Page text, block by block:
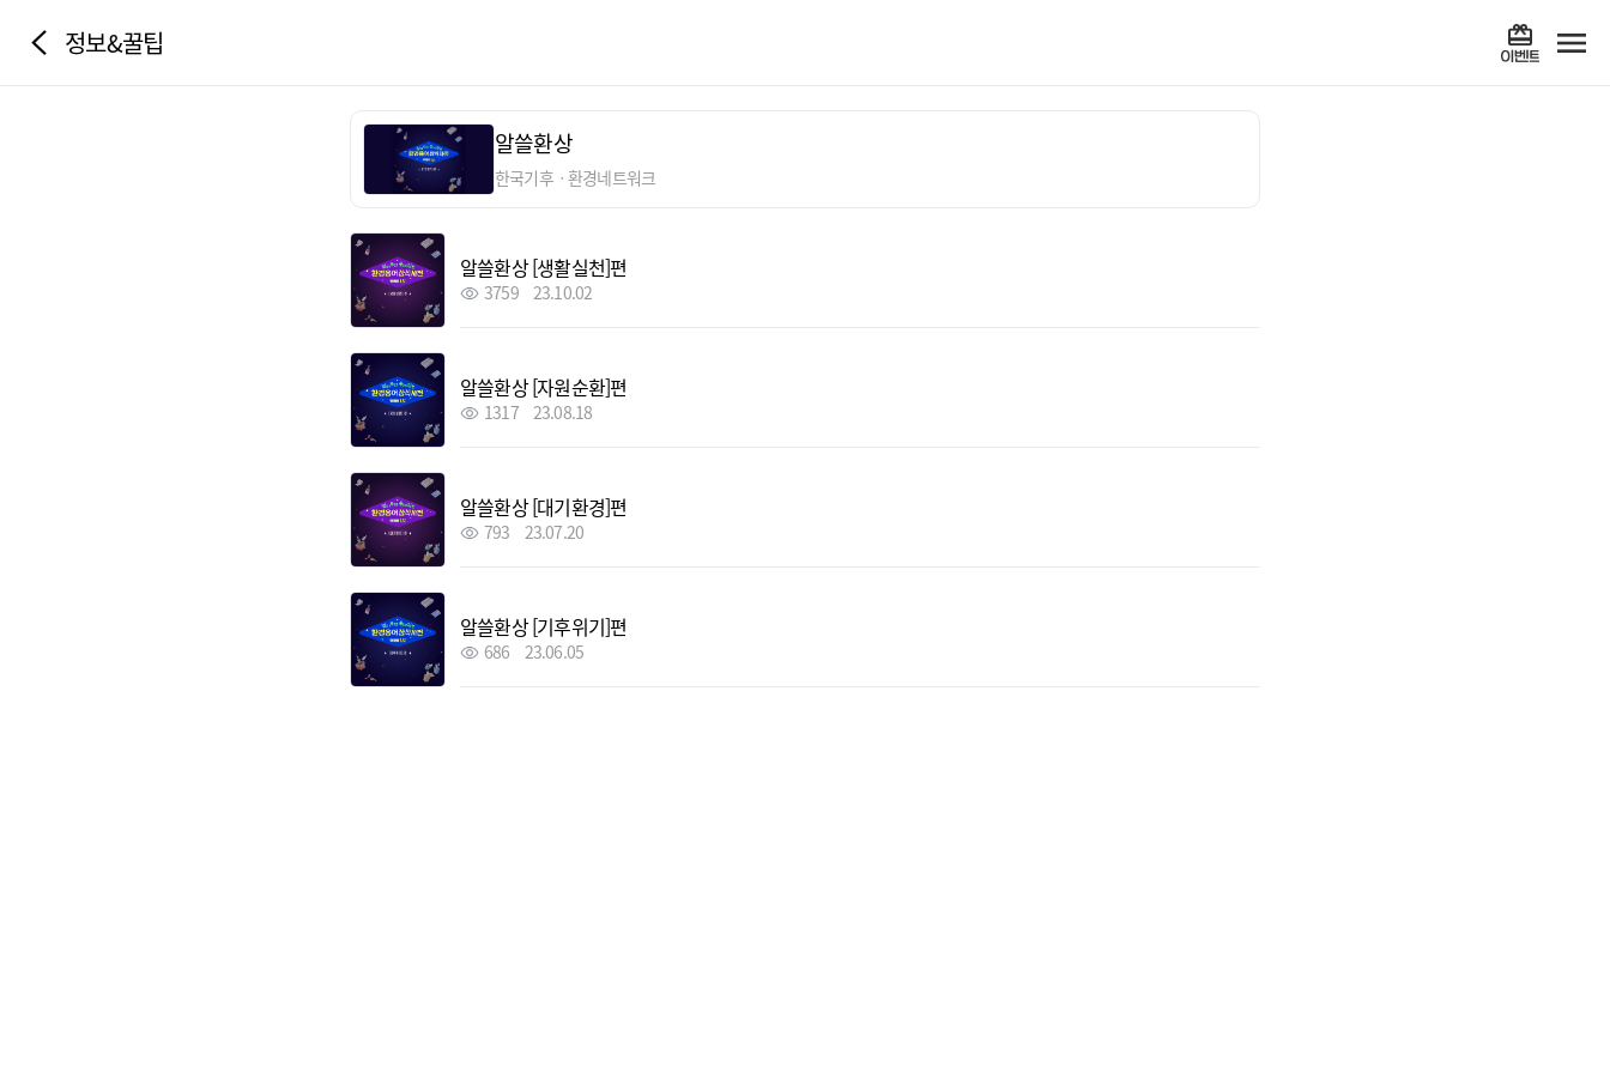
정보&꿀팁
알쓸환상
한국기후ㆍ환경네트워크
알쓸환상 [생활실천]편
3759 23.10.02
알쓸환상 [자원순환]편
1317 23.08.18
알쓸환상 [대기환경]편
793 23.07.20
알쓸환상 [기후위기]편
686 23.06.05